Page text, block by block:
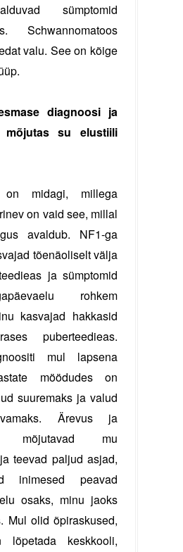
sümptomid
Schwannomatoos
valu. See on kõige
diagnoosi ja
mõjutas su elustiili
midagi, millega
on vaid see, millal
avaldub. NF1-ga
tõenäoliselt välja
ja sümptomid
rohkem
kasvajad hakkasid
puberteedieas.
mul lapsena
möödudes on
suuremaks ja valud
Ärevus ja
mõjutavad mu
teevad paljud asjad,
inimesed peavad
osaks, minu jaoks
Mul olid õpiraskused,
lõpetada keskkooli,